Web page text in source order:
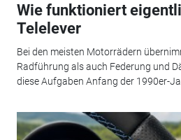
Wie funktioniert
Telelever
Bei den meisten Motorrädern
Radführung als auch Federung und
diese Aufgaben Anfang der 1990er-